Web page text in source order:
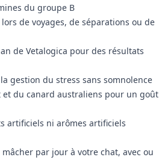
du groupe B
de voyages, de séparations ou de
de Vetalogica pour des résultats
gestion du stress sans somnolence
et du canard australiens pour un goût
artificiels ni arômes artificiels
par jour à votre chat, avec ou